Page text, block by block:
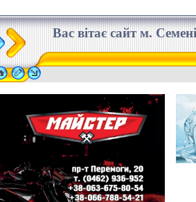
Вас вітає сайт м.